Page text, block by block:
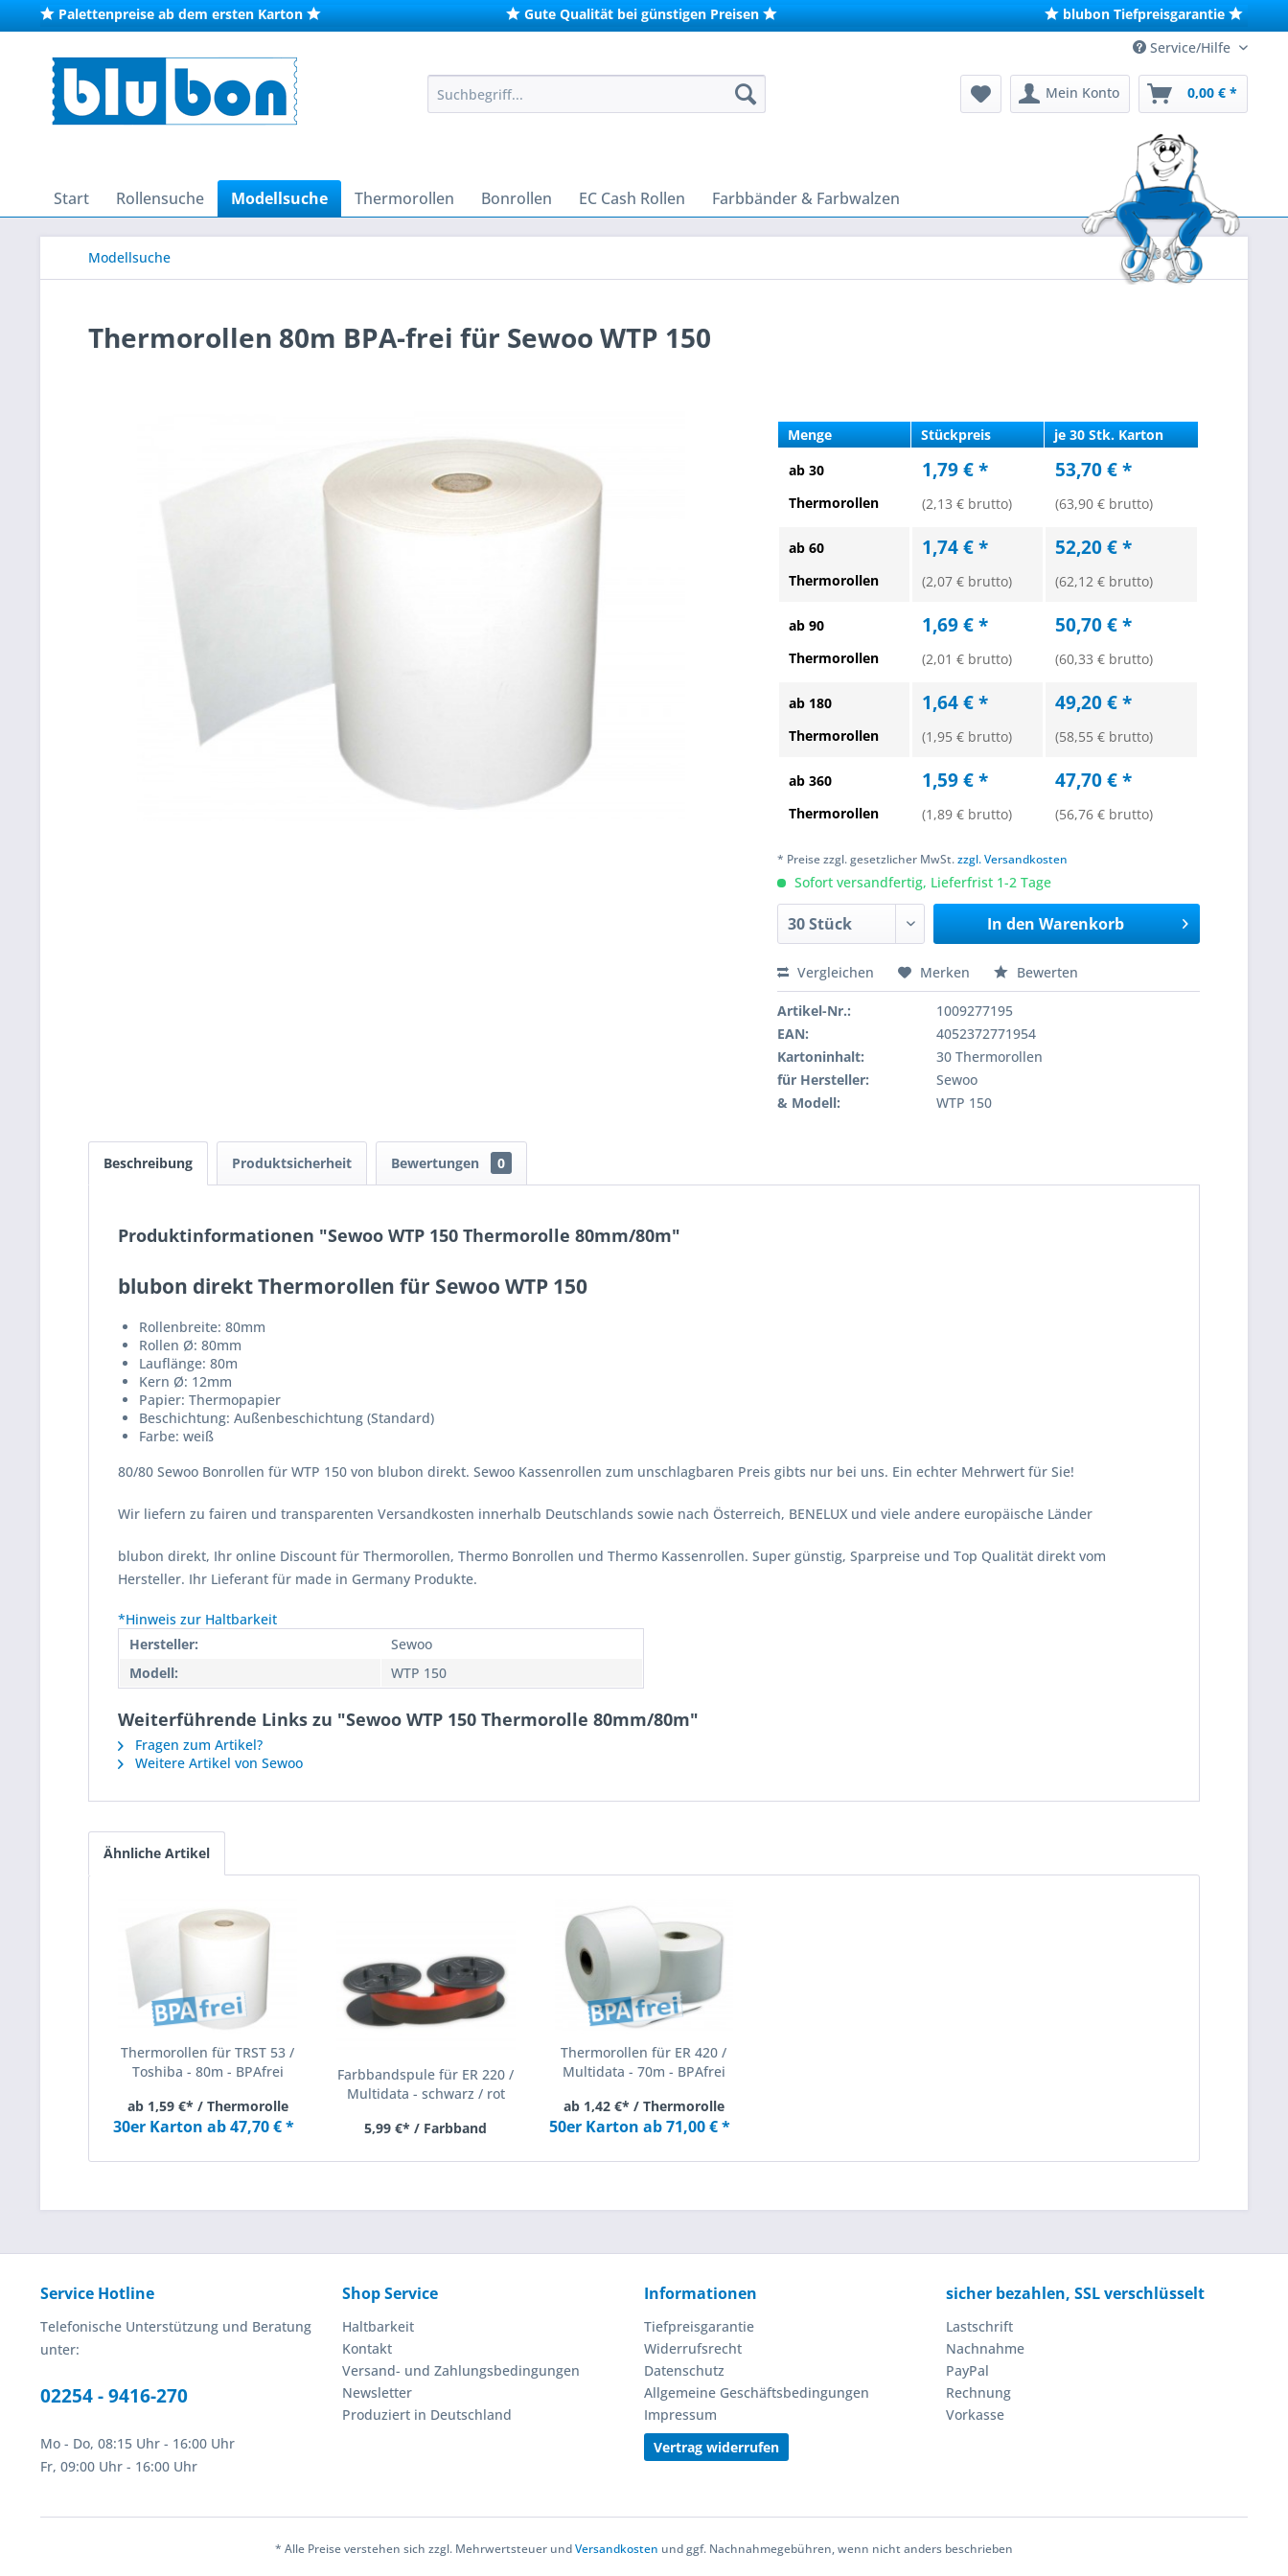
Palettenpreise ab dem ersten Karton Gute Qualität bei günstigen Preisen
blubon Tiefpreisgarantie
Service/Hilfe
Mein Konto 0,00 € *
Start Rollensuche Modellsuche Thermorollen Bonrollen EC Cash Rollen Farbbänder & Farbwalzen
Modellsuche
Thermorollen 80m BPA-frei für Sewoo WTP 150
Menge Stückpreis
je 30 Stk. Karton
ab 30
Thermorollen
1,79 € *
(2,13 € brutto)
53,70 € *
(63,90 € brutto)
ab 60
Thermorollen
1,74 € *
(2,07 € brutto)
52,20 € *
(62,12 € brutto)
ab 90
Thermorollen
1,69 € *
(2,01 € brutto)
50,70 € *
(60,33 € brutto)
ab 180
Thermorollen
1,64 € *
(1,95 € brutto)
49,20 € *
(58,55 € brutto)
ab 360
Thermorollen
1,59 € *
(1,89 € brutto)
47,70 € *
(56,76 € brutto)
* Preise zzgl. gesetzlicher MwSt.zzgl. Versandkosten
Sofort versandfertig, Lieferfrist 1-2 Tage
In den Warenkorb
Vergleichen Merken Bewerten
Artikel-Nr.:
1009277195
EAN:
4052372771954
Kartoninhalt:
30 Thermorollen
für Hersteller:
Sewoo
& Modell:
WTP 150
Beschreibung Produktsicherheit Bewertungen 0
Produktinformationen "Sewoo WTP 150 Thermorolle 80mm/80m"
blubon direkt Thermorollen für Sewoo WTP 150
Rollenbreite: 80mm
Rollen Ø: 80mm
Lauflänge: 80m
Kern Ø: 12mm
Papier: Thermopapier
Beschichtung: Außenbeschichtung (Standard)
Farbe: weiß
80/80 Sewoo Bonrollen für WTP 150 von blubon direkt. Sewoo Kassenrollen zum unschlagbaren Preis gibts nur bei uns. Ein echter Mehrwert für Sie!
Wir liefern zu fairen und transparenten Versandkosten innerhalb Deutschlands sowie nach Österreich, BENELUX und viele andere europäische Länder
blubon direkt, Ihr online Discount für Thermorollen, Thermo Bonrollen und Thermo Kassenrollen. Super günstig, Sparpreise und Top Qualität direkt vom
Hersteller. Ihr Lieferant für made in Germany Produkte.
*Hinweis zur Haltbarkeit
Hersteller:
Sewoo
Modell:
WTP 150
Weiterführende Links zu "Sewoo WTP 150 Thermorolle 80mm/80m"
Fragen zum Artikel?
Weitere Artikel von Sewoo
Ähnliche Artikel
Thermorollen für TRST 53 /
Toshiba - 80m - BPAfrei
ab 1,59 €* / Thermorolle
30er Karton ab 47,70 € *
Farbbandspule für ER 220 /
Multidata - schwarz / rot
5,99 €* / Farbband
Thermorollen für ER 420 /
Multidata - 70m - BPAfrei
ab 1,42 €* / Thermorolle
50er Karton ab 71,00 € *
Service Hotline
Telefonische Unterstützung und Beratung
unter:
02254 - 9416-270
Mo - Do, 08:15 Uhr - 16:00 Uhr
Fr, 09:00 Uhr - 16:00 Uhr
Shop Service
Haltbarkeit
Kontakt
Versand- und Zahlungsbedingungen
Newsletter
Produziert in Deutschland
Informationen
Tiefpreisgarantie
Widerrufsrecht
Datenschutz
Allgemeine Geschäftsbedingungen
Impressum
Vertrag widerrufen
sicher bezahlen, SSL verschlüsselt
Lastschrift
Nachnahme
PayPal
Rechnung
Vorkasse
* Alle Preise verstehen sich zzgl. Mehrwertsteuer undVersandkosten und ggf. Nachnahmegebühren, wenn nicht anders beschrieben